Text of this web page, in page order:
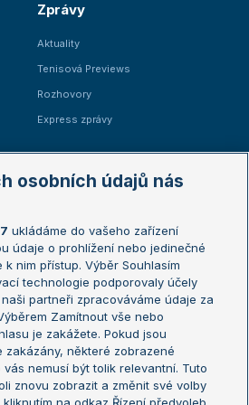
Zprávy
Aktuality
Tenisová Previews
Rozhovory
Express zprávy
Australian Open
French Open
Wimbledon
US Open
Turnaj mistrů
Turnaj mistryň
osobních údajů nás
ukládáme do vašeho zařízení
údaje o prohlížení nebo jedinečné
k nim přístup. Výběr Souhlasím
technologie podporovaly účely
partneři zpracováváme údaje za
Zamítnout vše nebo
je zakážete. Pokud jsou
zakázány, některé zobrazené
nemusí být tolik relevantní. Tuto
znovu zobrazit a změnit své volby